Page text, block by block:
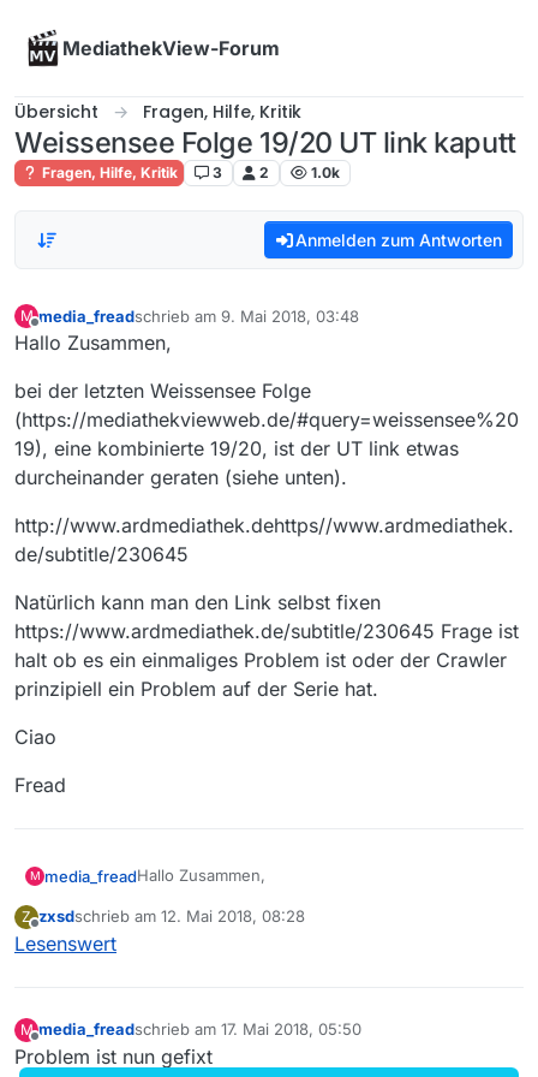
MediathekView-Forum
Übersicht Fragen, Hilfe, Kritik
Weissensee Folge 19/20 UT link kaputt
Fragen, Hilfe, Kritik 3 2 1.0k
Anmelden zum Antworten
M
Offline
media_freadschrieb am 9. Mai 2018, 03:48
zuletzt editiert von
Hallo Zusammen,
bei der letzten Weissensee Folge
(https://mediathekviewweb.de/#query=weissensee%20
19), eine kombinierte 19/20, ist der UT link etwas
durcheinander geraten (siehe unten).
http://www.ardmediathek.dehttps//www.ardmediathek.
de/subtitle/230645
Natürlich kann man den Link selbst fixen
https://www.ardmediathek.de/subtitle/230645 Frage ist
halt ob es ein einmaliges Problem ist oder der Crawler
prinzipiell ein Problem auf der Serie hat.
Ciao
Fread
M media_freadHallo Zusammen,
bei der letzten Weissensee Folge
https://www.ardmediathek.de/subtitle/230645
Frage ist halt ob es ein einmaliges Problem ist
Ciao
Z zxsdschrieb am 12. Mai 2018, 08:28
zuletzt editiert von
Lesenswert
M
Offline
media_freadschrieb am 17. Mai 2018, 05:50
zuletzt editiert von
Problem ist nun gefixt